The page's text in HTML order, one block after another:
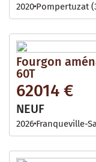
2020 Pompertuzat
Fourgon
60T
62014 €
NEUF
2026 Franqueville-